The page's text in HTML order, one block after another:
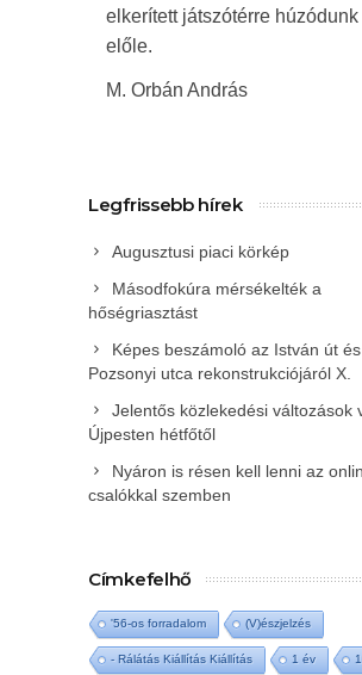
elkerített játszótérre húzódunk
előle.
M. Orbán András
Legfrissebb hírek
Augusztusi piaci körkép
Másodfokúra mérsékelték a
hőségriasztást
Képes beszámoló az István út
Pozsonyi utca rekonstrukciójáról X.
Jelentős közlekedési változások
Újpesten hétfőtől
Nyáron is résen kell lenni az
csalókkal szemben
Címkefelhő
'56-os forradalom (V)észjelzés
- Rálátás Kiállítás Kiállítás 1 év